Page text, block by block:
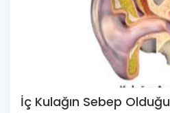
İç Kulağın Sebep